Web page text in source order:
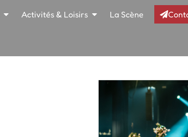
Activités & Loisirs La Scène